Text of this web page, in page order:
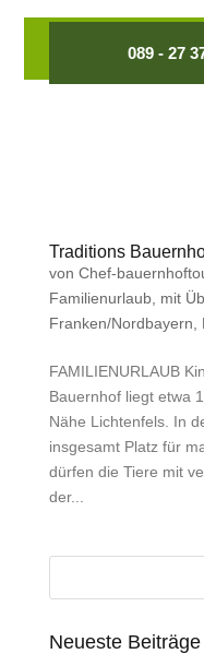
089 - 27
Traditions
von Chef-
Familienurlaub, mit
Franken/Nordbayern
FAMILIENURLAUB
Bauernhof liegt etwa
Nähe Lichtenfels. In
insgesamt Platz für
dürfen die Tiere mit
der...
Neueste Beiträge